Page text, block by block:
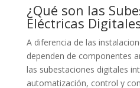
¿Qué son las
Eléctricas
A diferencia de las
dependen de componentes
las subestaciones digitales
automatización, control y